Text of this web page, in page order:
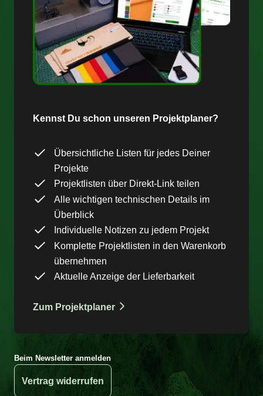
Kennst Du schon unseren Projektplaner?
Übersichtliche Listen für jedes Deiner
Projekte
Projektlisten über Direkt-Link teilen
Alle wichtigen technischen Details im
Überblick
Individuelle Notizen zu jedem Projekt
Komplette Projektlisten in den Warenkorb
übernehmen
Aktuelle Anzeige der Lieferbarkeit
Zum Projektplaner
Beim Newsletter anmelden
Vertrag widerrufen